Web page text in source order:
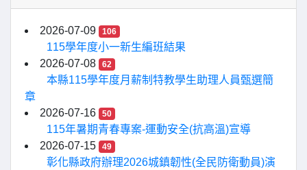
2026-07-09 106
115學年度小一新生編班結果
2026-07-08
62
本縣115學年度月薪制特教學生助理人員甄選簡
章
2026-07-16
50
115年暑期青春專案-運動安全(抗高溫)宣導
2026-07-15
49
彰化縣政府辦理2026城鎮韌性(全民防衛動員)演